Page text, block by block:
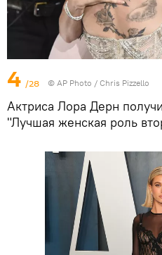
4 /28 © AP Photo / Chris Pizzello
Актриса Лора Дерн
"Лучшая женская роль